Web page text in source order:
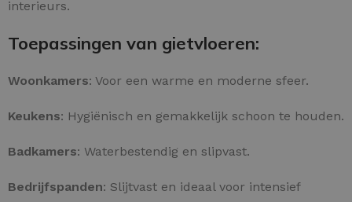
interieurs.
Toepassingen van gietvloeren:
Woonkamers: Voor een warme en moderne sfeer.
Keukens: Hygiënisch en gemakkelijk schoon te houden.
Badkamers: Waterbestendig en slipvast.
Bedrijfspanden: Slijtvast en ideaal voor intensief